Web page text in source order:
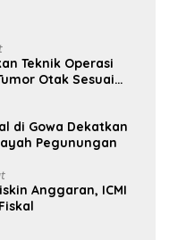
Teknik Operasi
Otak Sesuai
di Gowa Dekatkan
Pegunungan
Anggaran, ICMI